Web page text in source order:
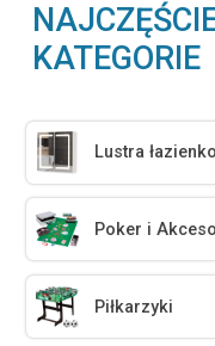
KATEGORIE
Lustra
Poker i
Piłkarzyki